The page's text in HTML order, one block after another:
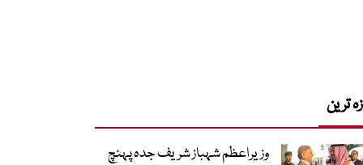
ترین
وزیراعظم شہباز شریف جدہ پہنچ